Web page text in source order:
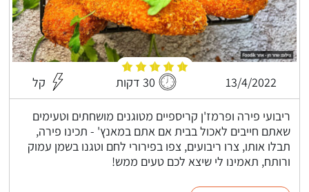
13/4/2022 30 דקות קל
ריבועי פירה ופרמז'ן קריספיים מטוגנים מושחתים וטעימים
שאתם חייבים לאכול בבית אם אתם במאנץ' - תכינו פירה,
תבלו אותו, צרו ריבועים, צפו בפירורי לחם וטגנו בשמן עמוק
ורותח, תאמינו לי שיצא לכם טעים ממש!